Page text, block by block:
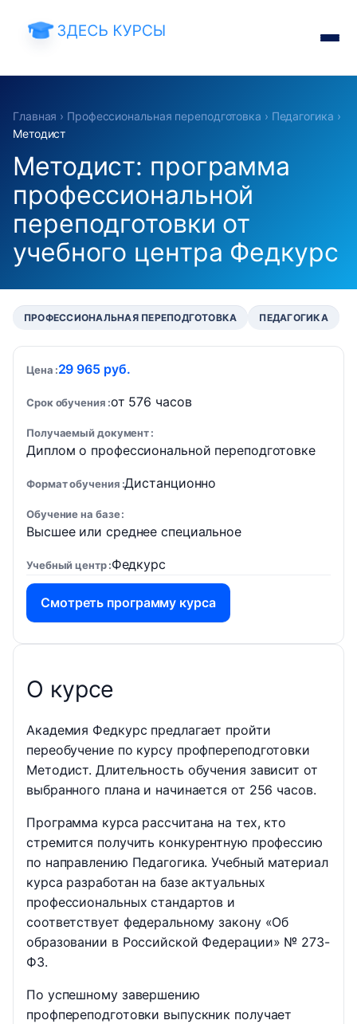
Главная › Профессиональная переподготовка › Педагогика ›
Методист
Методист: программа
профессиональной
переподготовки от
учебного центра Федкурс
ПРОФЕССИОНАЛЬНАЯ ПЕРЕПОДГОТОВКА ПЕДАГОГИКА
Цена 29 965 руб.
Срок обучения от 576 часов
Получаемый документ
Диплом о профессиональной переподготовке
Формат обучения Дистанционно
Обучение на базе
Высшее или среднее специальное
Учебный центр Федкурс
Смотреть программу курса
О курсе
Академия Федкурс предлагает пройти
переобучение по курсу профпереподготовки
Методист. Длительность обучения зависит от
выбранного плана и начинается от 256 часов.
Программа курса рассчитана на тех, кто
стремится получить конкурентную профессию
по направлению Педагогика. Учебный материал
курса разработан на базе актуальных
профессиональных стандартов и
соответствует федеральному закону «Об
образовании в Российской Федерации» № 273-
ФЗ.
По успешному завершению
профпереподготовки выпускник получает